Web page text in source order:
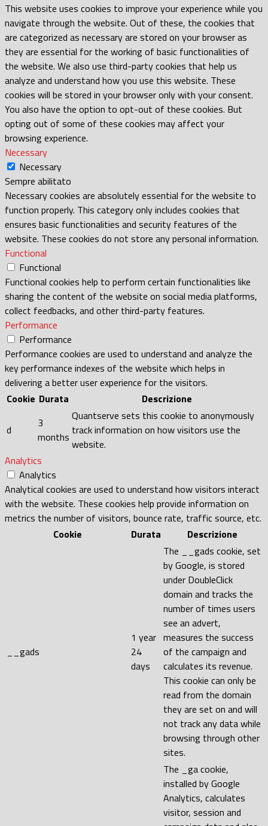
This website uses cookies to improve your experience while you
navigate through the website. Out of these, the cookies that
are categorized as necessary are stored on your browser as
they are essential for the working of basic functionalities of
the website. We also use third-party cookies that help us
analyze and understand how you use this website. These
cookies will be stored in your browser only with your consent.
You also have the option to opt-out of these cookies. But
opting out of some of these cookies may affect your
browsing experience.
Necessary
Necessary
Sempre abilitato
Necessary cookies are absolutely essential for the website to
function properly. This category only includes cookies that
ensures basic functionalities and security features of the
website. These cookies do not store any personal information.
Functional
Functional
Functional cookies help to perform certain functionalities like
sharing the content of the website on social media platforms,
collect feedbacks, and other third-party features.
Performance
Performance
Performance cookies are used to understand and analyze the
key performance indexes of the website which helps in
delivering a better user experience for the visitors.
Cookie Durata Descrizione
d
3
months
Quantserve sets this cookie to anonymously
track information on how visitors use the
website.
Analytics
Analytics
Analytical cookies are used to understand how visitors interact
with the website. These cookies help provide information on
metrics the number of visitors, bounce rate, traffic source, etc.
Cookie
Durata Descrizione
__gads
1 year
24
days
The __gads cookie, set
by Google, is stored
under DoubleClick
domain and tracks the
number of times users
see an advert,
measures the success
of the campaign and
calculates its revenue.
This cookie can only be
read from the domain
they are set on and will
not track any data while
browsing through other
sites.
The _ga cookie,
installed by Google
Analytics, calculates
visitor, session and